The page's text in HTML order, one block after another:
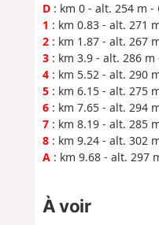
D: km 0 - alt. 254 m -
1 : km 0.83 - alt. 271
2: km 1.87 - alt. 267
3: km 3.9 - alt. 286 m
4: km 5.52 - alt. 290
5: km 6.15 - alt. 275
6: km 7.65 - alt. 294
7: km 8.19 - alt. 285
8: km 9.24 - alt. 302
A: km 9.68 - alt. 297
À voir